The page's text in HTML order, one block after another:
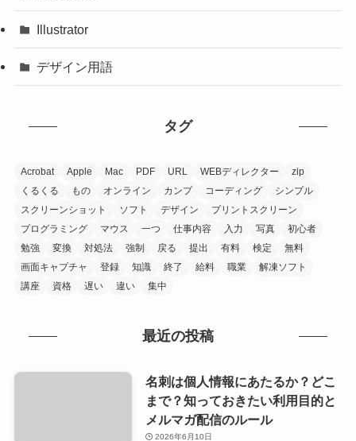
Illustrator
デザイン用語
タグ
Acrobat Apple Mac PDF URL WEBディレクター
zip
くるくる
もの オンライン カンプ コーディング
シンプル
スクリーンショット
ソフト デザイン
プリントスクリーン
プログラミング
マウス 一つ 仕事内容 入力 写真
初心者
勉強
変換 対処法 強制 戻る 提出 有料 検定
無料
画面キャプチャ
登録 知識 終了 給料 職業
解凍ソフト
講座
資格 遅い 違い 集中
最近の投稿
名刺は個人情報にあたるか？どこ
まで？知っておきたい利用目的と
メルマガ配信のルール
2026年6月10日